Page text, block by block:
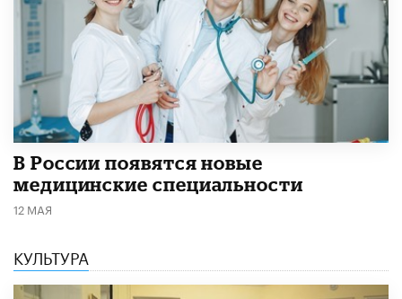
В России появятся новые
медицинские специальности
12 МАЯ
КУЛЬТУРА